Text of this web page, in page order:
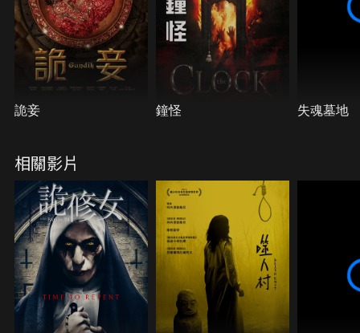
詭妾 鐘怪 失魂墓地
相關影片